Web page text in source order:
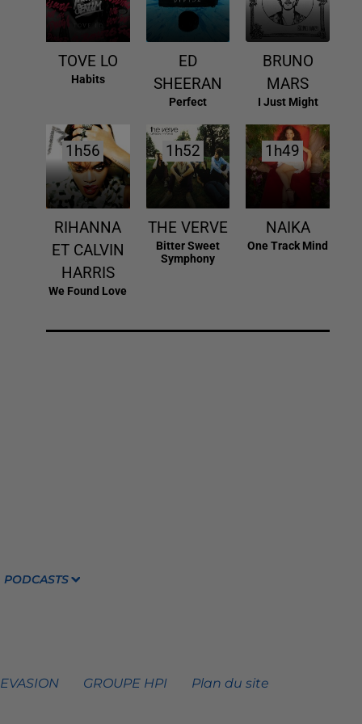
TOVE LO
Habits
ED
SHEERAN
Perfect
BRUNO
MARS
I Just Might
1h56
1h56
RIHANNA
ET CALVIN
HARRIS
We Found Love
1h52
1h52
THE VERVE
Bitter Sweet
Symphony
1h49
1h49
NAIKA
One Track Mind
PODCASTS
GROUPE HPI Plan du site